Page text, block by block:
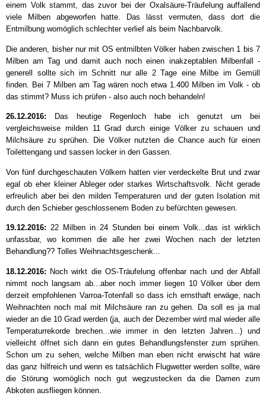
einem Volk stammt, das zuvor bei der Oxalsäure-Träufelung auffallend
viele Milben abgeworfen hatte. Das lässt vermuten, dass dort die
Entmilbung womöglich schlechter verlief als beim Nachbarvolk.
Die anderen, bisher nur mit OS entmilbten Völker haben zwischen 1 bis 7
Milben am Tag und damit auch noch einen inakzeptablen Milbenfall -
generell sollte sich im Schnitt nur alle 2 Tage eine Milbe im Gemüll
finden. Bei 7 Milben am Tag wären noch etwa 1.400 Milben im Volk - ob
das stimmt? Muss ich prüfen - also auch noch behandeln!
26.12.2016: Das heutige Regenloch habe ich genutzt um bei
vergleichsweise milden 11 Grad durch einige Völker zu schauen und
Milchsäure zu sprühen. Die Völker nutzten die Chance auch für einen
Toilettengang und sassen locker in den Gassen.
Von fünf durchgeschauten Völkern hatten vier verdeckelte Brut und zwar
egal ob eher kleiner Ableger oder starkes Wirtschaftsvolk. Nicht gerade
erfreulich aber bei den milden Temperaturen und der guten Isolation mit
durch den Schieber geschlossenem Boden zu befürchten gewesen.
19.12.2016: 22 Milben in 24 Stunden bei einem Volk...das ist wirklich
unfassbar, wo kommen die alle her zwei Wochen nach der letzten
Behandlung?? Tolles Weihnachtsgeschenk...
18.12.2016: Noch wirkt die OS-Träufelung offenbar nach und der Abfall
nimmt noch langsam ab...aber noch immer liegen 10 Völker über dem
derzeit empfohlenen Varroa-Totenfall so dass ich ernsthaft erwäge, nach
Weihnachten noch mal mit Milchsäure ran zu gehen. Da soll es ja mal
wieder an die 10 Grad werden (ja, auch der Dezember wird mal wieder alle
Temperaturrekorde brechen...wie immer in den letzten Jahren...) und
vielleicht öffnet sich dann ein gutes Behandlungsfenster zum sprühen.
Schon um zu sehen, welche Milben man eben nicht erwischt hat wäre
das ganz hilfreich und wenn es tatsächlich Flugwetter werden sollte, wäre
die Störung womöglich noch gut wegzustecken da die Damen zum
Abkoten ausfliegen können.